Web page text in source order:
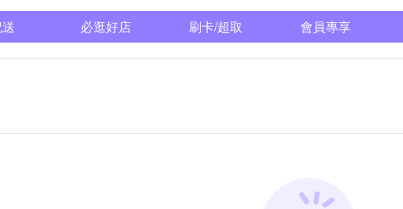
必逛好店 刷卡/超取 會員專享